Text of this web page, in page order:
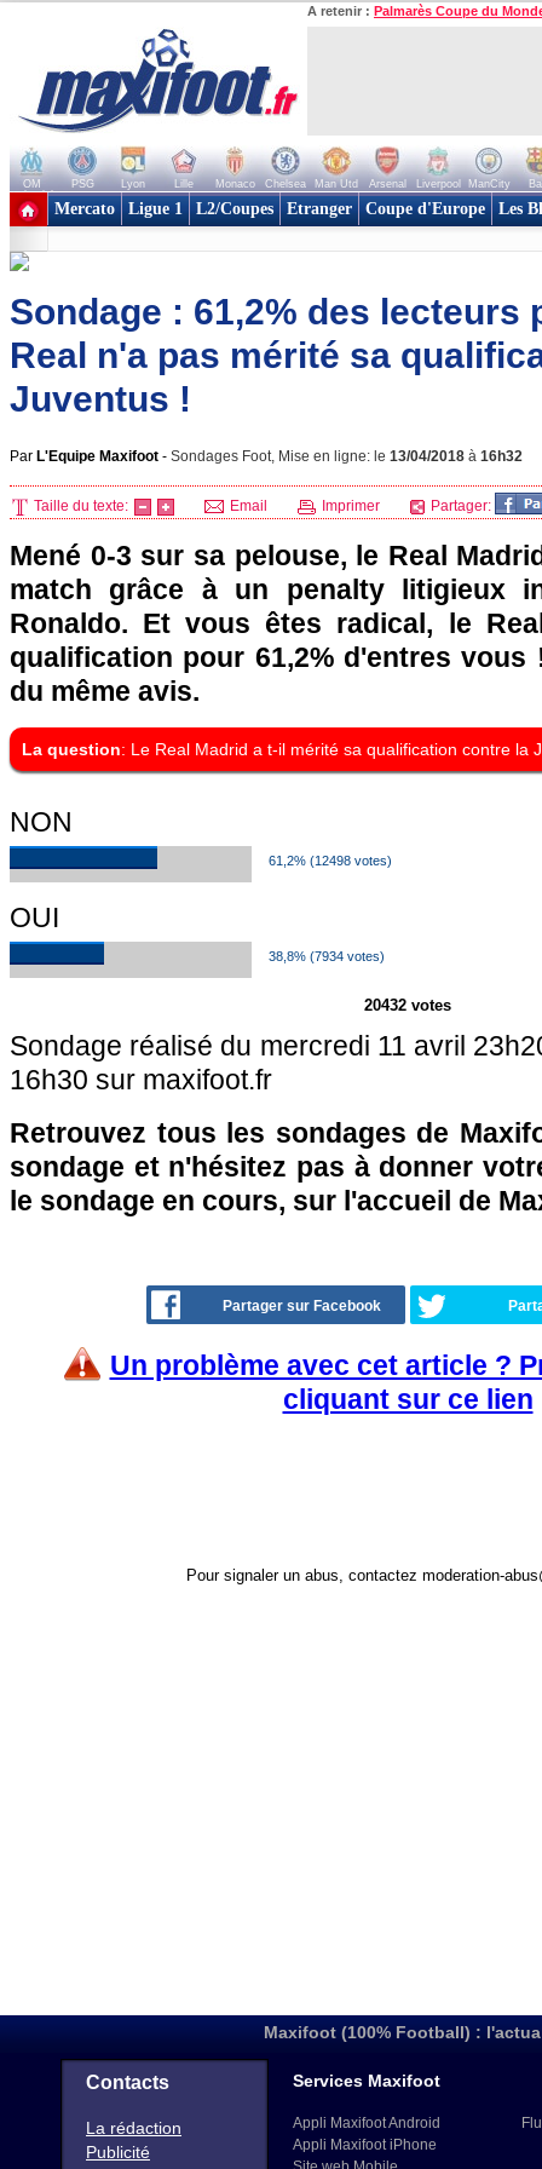
A retenir : Palmarès Coupe du
OM PSG Lyon Lille Monaco Chelsea Man Utd Arsenal Liverpool ManCity
+ de clubs
Mercato Ligue 1 L2/Coupes Etranger Coupe d'Europe Les
Sondage : 61,2% des lecteurs
Real n'a pas mérité sa
Juventus !
Par L'Equipe Maxifoot - Sondages Foot, Mise en ligne: le 13/04/2018 à 16h32
Taille du texte: Email Imprimer Partager:
Mené 0-3 sur sa pelouse, le Real
match grâce à un penalty litigieux
Ronaldo. Et vous êtes radical, le
qualification pour 61,2% d'entres vous
du même avis.
La question: Le Real Madrid a t-il mérité sa qualification contre la
NON
61,2% (12498 votes)
OUI
38,8% (7934 votes)
20432 votes
Sondage réalisé du mercredi 11 avril
16h30 sur maxifoot.fr
Retrouvez tous les sondages de
sondage et n'hésitez pas à donner
le sondage en cours, sur l'accueil de
Partager sur Facebook
Un problème avec cet article ?
cliquant sur ce lien
Pour signaler un abus, contactez moderation-
Maxifoot (100% Football) :
Contacts
La rédaction
Publicité
Services Maxifoot
Appli Maxifoot Android
Appli Maxifoot iPhone